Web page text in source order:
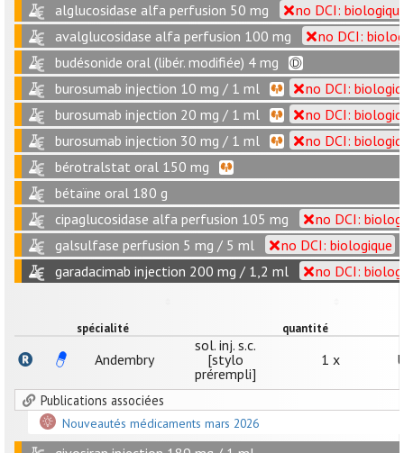
alglucosidase alfa perfusion 50 mg
no DCI:
avalglucosidase alfa perfusion 100 mg
no DCI:
budésonide oral (libér. modifiée) 4 mg
burosumab injection 10 mg / 1 ml
no DCI:
burosumab injection 20 mg / 1 ml
no DCI:
burosumab injection 30 mg / 1 ml
no DCI:
bérotralstat oral 150 mg
bétaïne oral 180 g
cipaglucosidase alfa perfusion 105 mg
no DCI:
galsulfase perfusion 5 mg / 5 ml
no DCI: biologique
garadacimab injection 200 mg / 1,2 ml
no DCI:
spécialité quantité
Andembry
sol. inj. s.c.
[stylo
prérempli]
1 x
Publications associées
Nouveautés médicaments mars 2026